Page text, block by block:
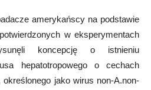
amerykańscy na podstawie
w eksperymentach
koncepcję o istnieniu
hepatotropowego o cechach
określonego jako wirus non-A.non-